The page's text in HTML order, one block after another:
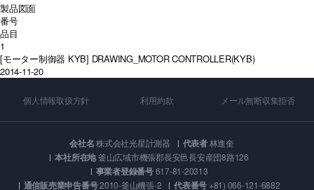
製品図面
番号
品目
1
[モーター制御器 KYB] DRAWING_MOTOR CONTROLLER(KYB)
2014-11-20
個人情報取扱方針 利用約款 メール無断収集拒否
会社名株式会社光星計測器 代表者林進奎
本社所在地釜山広域市機張郡長安邑長安産団8路126
事業者登録番号617-81-20313
通信販売業申告番号2010-釜山機張-2 代表番号 +81) 066-121-6882